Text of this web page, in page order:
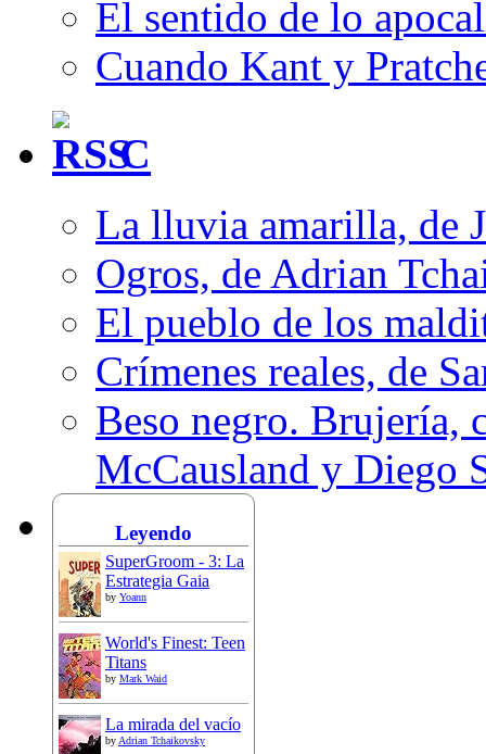
El sentido de lo
Cuando Kant y
C
La lluvia amarilla, de
Ogros, de Adrian
El pueblo de los
Crímenes reales, de
Beso negro. Brujería,
McCausland y Diego
Leyendo
SuperGroom - 3: La
Estrategia Gaia
by Yoann
World's Finest: Teen
Titans
by Mark Waid
La mirada del vacío
byAdrian Tchaikovsky